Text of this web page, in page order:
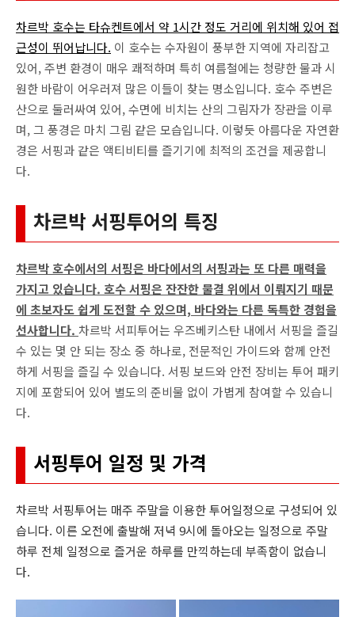
차르박 호수는 타슈켄트에서 약 1시간 정도 거리에 위치해 있어 접
근성이 뛰어납니다. 이 호수는 수자원이 풍부한 지역에 자리잡고
있어, 주변 환경이 매우 쾌적하며 특히 여름철에는 청량한 물과 시
원한 바람이 어우러져 많은 이들이 찾는 명소입니다. 호수 주변은
산으로 둘러싸여 있어, 수면에 비치는 산의 그림자가 장관을 이루
며, 그 풍경은 마치 그림 같은 모습입니다. 이렇듯 아름다운 자연환
경은 서핑과 같은 액티비티를 즐기기에 최적의 조건을 제공합니
다.
차르박 서핑투어의 특징
차르박 호수에서의 서핑은 바다에서의 서핑과는 또 다른 매력을
가지고 있습니다. 호수 서핑은 잔잔한 물결 위에서 이뤄지기 때문
에 초보자도 쉽게 도전할 수 있으며, 바다와는 다른 독특한 경험을
선사합니다. 차르박 서피투어는 우즈베키스탄 내에서 서핑을 즐길
수 있는 몇 안 되는 장소 중 하나로, 전문적인 가이드와 함께 안전
하게 서핑을 즐길 수 있습니다. 서핑 보드와 안전 장비는 투어 패키
지에 포함되어 있어 별도의 준비물 없이 가볍게 참여할 수 있습니
다.
서핑투어 일정 및 가격
차르박 서핑투어는 매주 주말을 이용한 투어일정으로 구성되어 있
습니다. 이른 오전에 출발해 저녁 9시에 돌아오는 일정으로 주말
하루 전체 일정으로 즐거운 하루를 만끽하는데 부족함이 없습니
다.